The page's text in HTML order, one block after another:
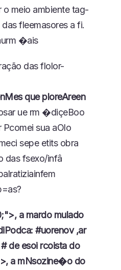
o meio ambiente tag-
fleemasores a fi.
�ais
das flolor-
que ploreAreen
ue rm �diçeBoo
sua aOlo
sepe etits obra
das fsexo/infâ
a mardo mulado
#uorenov ,ar
de esoi rcoista do
a mNsozine�o do